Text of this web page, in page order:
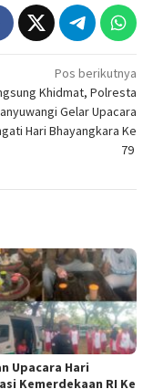
Pos berikutnya
Khidmat, Polresta
Gelar Upacara
Hari Bhayangkara Ke
79
Upacara Hari
Kemerdekaan RI Ke